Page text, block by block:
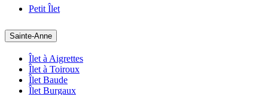
Petit Îlet
Sainte-Anne
Îlet à Aigrettes
Îlet à Toiroux
Îlet Baude
Îlet Burgaux